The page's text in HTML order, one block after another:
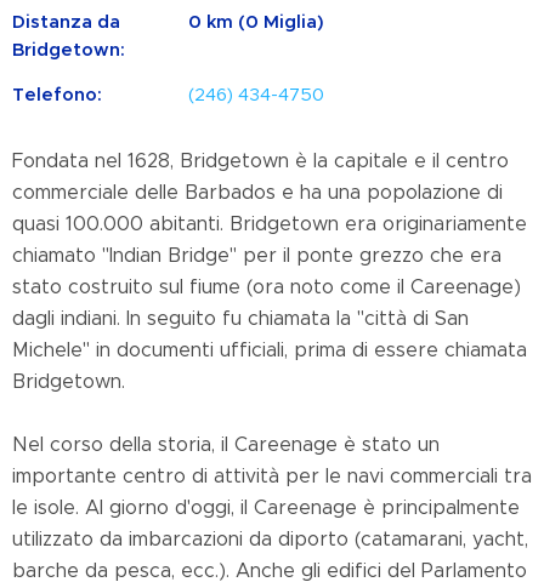
Distanza da
Bridgetown:
0 km (0 Miglia)
Telefono: (246) 434-4750
Fondata nel 1628, Bridgetown è la capitale e il centro
commerciale delle Barbados e ha una popolazione di
quasi 100.000 abitanti. Bridgetown era originariamente
chiamato "Indian Bridge" per il ponte grezzo che era
stato costruito sul fiume (ora noto come il Careenage)
dagli indiani. In seguito fu chiamata la "città di San
Michele" in documenti ufficiali, prima di essere chiamata
Bridgetown.
Nel corso della storia, il Careenage è stato un
importante centro di attività per le navi commerciali tra
le isole. Al giorno d'oggi, il Careenage è principalmente
utilizzato da imbarcazioni da diporto (catamarani, yacht,
barche da pesca, ecc.). Anche gli edifici del Parlamento